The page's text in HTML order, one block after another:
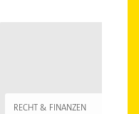
RECHT & FINANZEN